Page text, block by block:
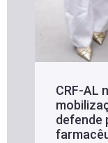
CRF-AL
defende